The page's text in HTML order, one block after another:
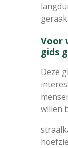
Voor
gids
Deze
willen